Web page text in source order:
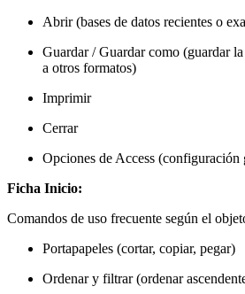
Abrir (bases de datos recientes o
Guardar / Guardar como (guardar
a otros formatos)
Imprimir
Cerrar
Opciones de Access (configuración
Ficha Inicio:
Comandos de uso frecuente según el
Portapapeles (cortar, copiar, pegar)
Ordenar y filtrar (ordenar